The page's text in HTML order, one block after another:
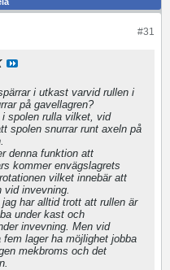
#31
i utkast varvid rullen i
på gavellagren?
spolen rulla vilket, vid
spolen snurrar runt axeln på
denna funktion att
kommer envägslagrets
vilket innebär att
vid invevning.
har alltid trott att rullen är
under kast och
invevning. Men vid
lager ha möjlighet jobba
mekbroms och det